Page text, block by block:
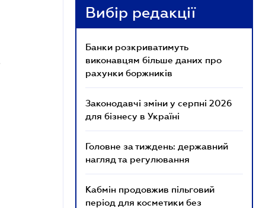
Вибір редакції
Банки розкриватимуть
виконавцям більше даних про
рахунки боржників
Законодавчі зміни у серпні 2026
для бізнесу в Україні
Головне за тиждень: державний
нагляд та регулювання
Кабмін продовжив пільговий
період для косметики без